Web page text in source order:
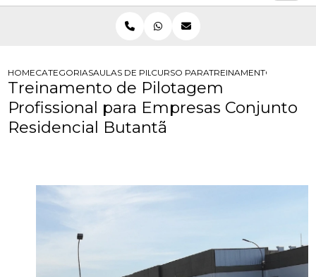
HOMECATEGORIASAULAS DE PILOTAGEM PARA EMPRESAS
CURSO PARA FUNCIONARIOS QUE
TREINAMENTO DE
Treinamento de Pilotagem
Profissional para Empresas Conjunto
Residencial Butantã